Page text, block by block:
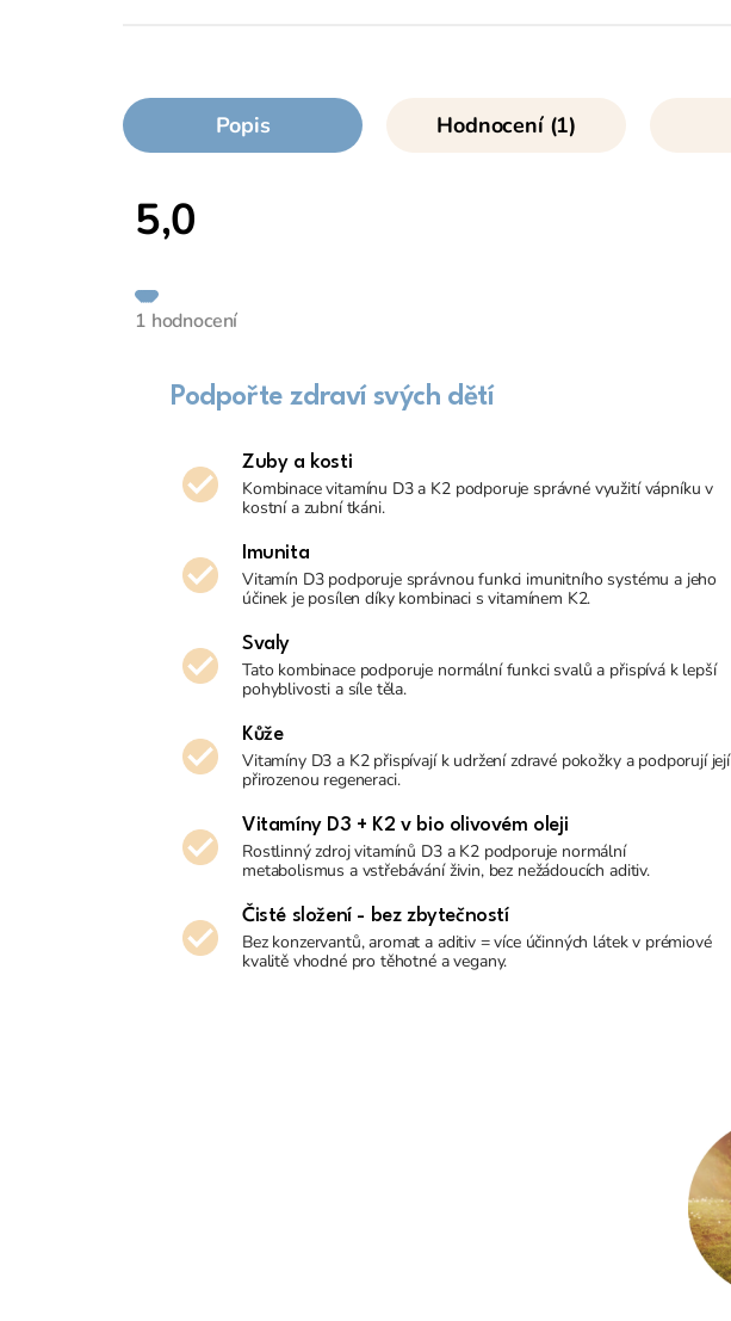
Popis Hodnocení (1)
5,0
hodnocení
produktu
je
5,0
1 hodnocení
Podpořte zdraví svých dětí
Zuby a kosti
Kombinace vitamínu D3 a K2 podporuje správné využití vápníku v
kostní a zubní tkáni.
Imunita
Vitamín D3 podporuje správnou funkci imunitního systému a jeho
účinek je posílen díky kombinaci s vitamínem K2.
Svaly
Tato kombinace podporuje normální funkci svalů a přispívá k lepší
pohyblivosti a síle těla.
Kůže
Vitamíny D3 a K2 přispívají k udržení zdravé pokožky a podporují její
přirozenou regeneraci.
Vitamíny D3 + K2 v bio olivovém oleji
Rostlinný zdroj vitamínů D3 a K2 podporuje normální
metabolismus a vstřebávání živin, bez nežádoucích aditiv.
Čisté složení - bez zbytečností
Bez konzervantů, aromat a aditiv = více účinných látek v prémiové
kvalitě vhodné pro těhotné a vegany.